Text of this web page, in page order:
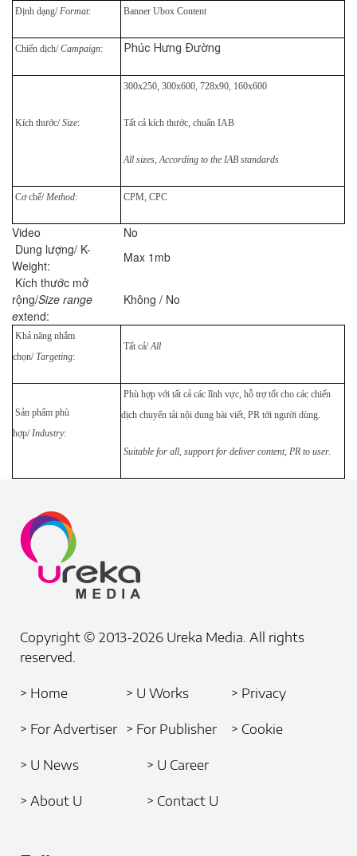
Định dạng/Format: Banner Ubox Content
Chiến dịch/Campaign: Phúc Hưng Đường
Kích thước/Size:
300x250, 300x600, 728x90, 160x600
Tất cả kích thước, chuẩn IAB
All sizes, According to the IAB standards
Cơ chế/Method: CPM, CPC
Video
No
Dung lượng/ K-
Weight:
Max 1mb
Kích thước mở
rộng/Size range
extend:
Không / No
Khả năng nhắm
chọn/Targeting:
Tất cả/All
Sản phẩm phù
hợp/Industry:
Phù hợp với tất cả các lĩnh vực, hỗ trợ tốt cho các chiến
dịch chuyển tải nội dung bài viết, PR tới người dùng.
Suitable for all, support for deliver content, PR to user.
Copyright © 2013-2026 Ureka Media. All rights
reserved.
> Home > U Works > Privacy
> For Advertiser > For Publisher > Cookie
> U News > U Career
> About U > Contact U